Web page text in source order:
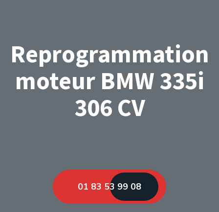
Reprogrammation
moteur BMW 335i
306 CV
01 83 53 99 08